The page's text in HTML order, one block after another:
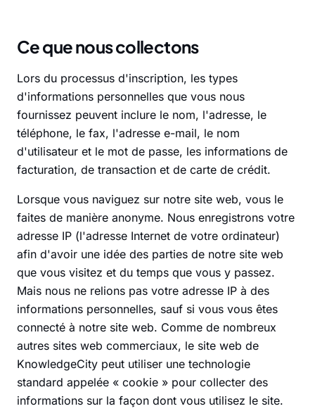
Ce que nous collectons
Lors du processus d'inscription, les types
d'informations personnelles que vous nous
fournissez peuvent inclure le nom, l'adresse, le
téléphone, le fax, l'adresse e-mail, le nom
d'utilisateur et le mot de passe, les informations de
facturation, de transaction et de carte de crédit.
Lorsque vous naviguez sur notre site web, vous le
faites de manière anonyme. Nous enregistrons votre
adresse IP (l'adresse Internet de votre ordinateur)
afin d'avoir une idée des parties de notre site web
que vous visitez et du temps que vous y passez.
Mais nous ne relions pas votre adresse IP à des
informations personnelles, sauf si vous vous êtes
connecté à notre site web. Comme de nombreux
autres sites web commerciaux, le site web de
KnowledgeCity peut utiliser une technologie
standard appelée « cookie » pour collecter des
informations sur la façon dont vous utilisez le site.